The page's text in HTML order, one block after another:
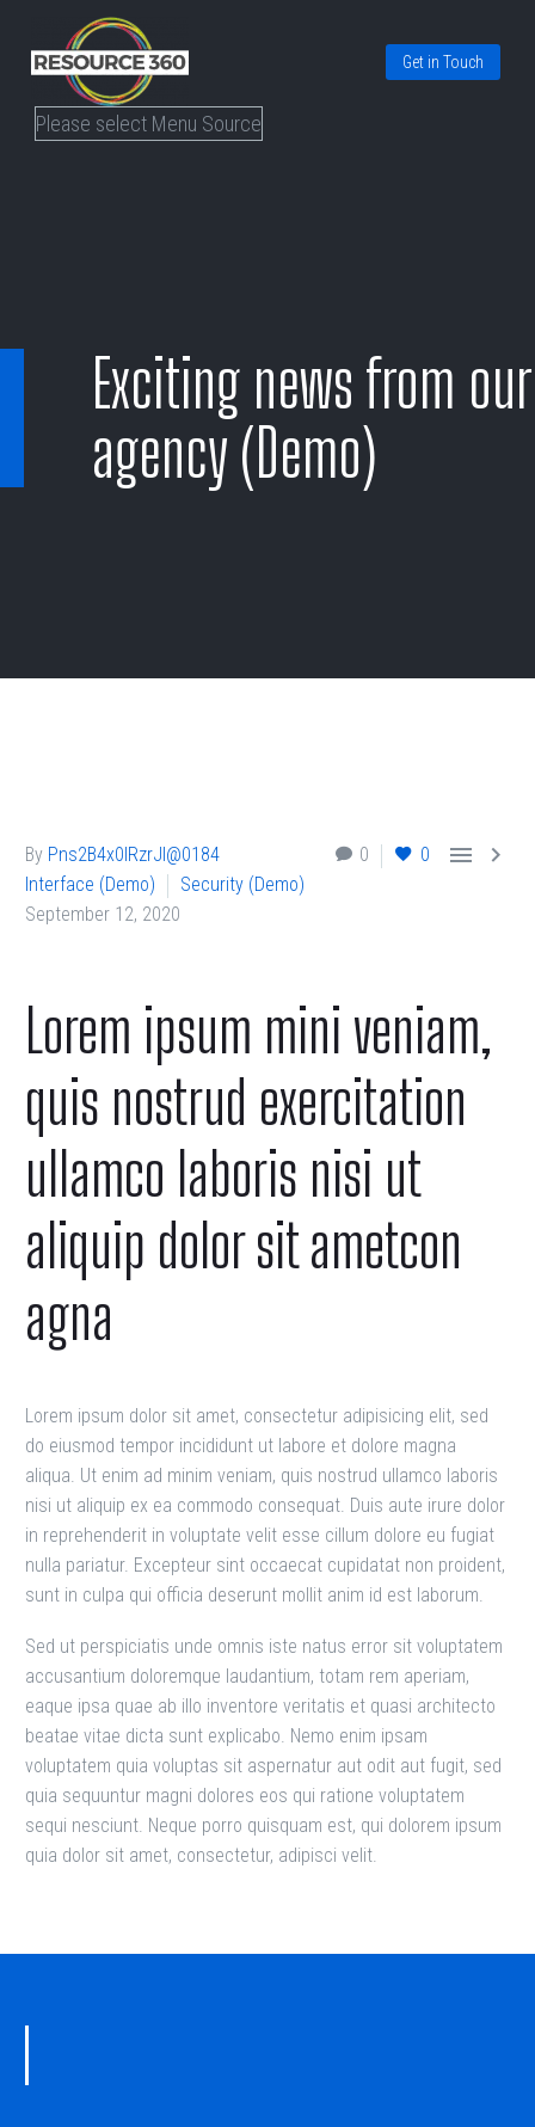
Get in Touch
Please select Menu Source
Exciting news from our
agency (Demo)
0 0  
By Pns2B4x0lRzrJl@0184
Interface (Demo)
Security (Demo)
September 12, 2020
Lorem ipsum mini veniam,
quis nostrud exercitation
ullamco laboris nisi ut
aliquip dolor sit ametcon
agna
Lorem ipsum dolor sit amet, consectetur adipisicing elit, sed
do eiusmod tempor incididunt ut labore et dolore magna
aliqua. Ut enim ad minim veniam, quis nostrud ullamco laboris
nisi ut aliquip ex ea commodo consequat. Duis aute irure dolor
in reprehenderit in voluptate velit esse cillum dolore eu fugiat
nulla pariatur. Excepteur sint occaecat cupidatat non proident,
sunt in culpa qui officia deserunt mollit anim id est laborum.
Sed ut perspiciatis unde omnis iste natus error sit voluptatem
accusantium doloremque laudantium, totam rem aperiam,
eaque ipsa quae ab illo inventore veritatis et quasi architecto
beatae vitae dicta sunt explicabo. Nemo enim ipsam
voluptatem quia voluptas sit aspernatur aut odit aut fugit, sed
quia sequuntur magni dolores eos qui ratione voluptatem
sequi nesciunt. Neque porro quisquam est, qui dolorem ipsum
quia dolor sit amet, consectetur, adipisci velit.